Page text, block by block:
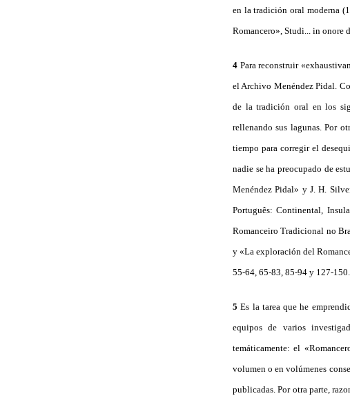
en la tradición oral moderna
Romancero», Studi... in onore
4 Para reconstruir
el Archivo Menéndez Pidal.
de la tradición oral en los
rellenando sus lagunas. Por
tiempo para corregir el
nadie se ha preocupado de
Menéndez Pidal» y J. H.
Português: Continental,
Romanceiro Tradicional no
y «La exploración del
55-64, 65-83, 85-94 y 127-150.
5 Es la tarea que he
equipos de varios
temáticamente: el
volumen o en volúmenes
publicadas. Por otra parte,